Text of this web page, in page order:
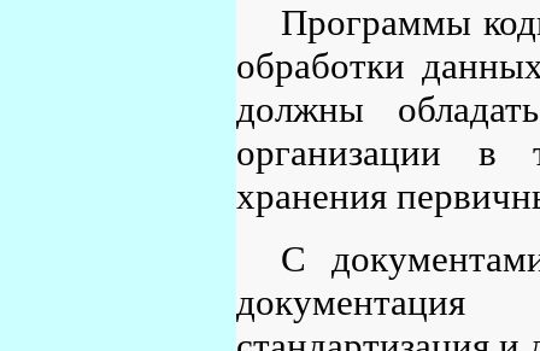
Программы
обработки
должны
организации в
хранения
С